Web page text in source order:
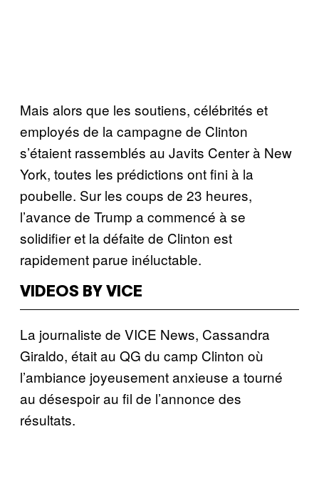
Mais alors que les soutiens, célébrités et
employés de la campagne de Clinton
s’étaient rassemblés au Javits Center à New
York, toutes les prédictions ont fini à la
poubelle. Sur les coups de 23 heures,
l’avance de Trump a commencé à se
solidifier et la défaite de Clinton est
rapidement parue inéluctable.
VIDEOS BY VICE
La journaliste de VICE News, Cassandra
Giraldo, était au QG du camp Clinton où
l’ambiance joyeusement anxieuse a tourné
au désespoir au fil de l’annonce des
résultats.